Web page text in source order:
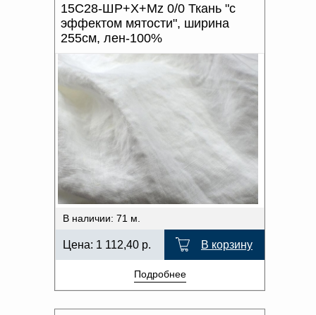
15С28-ШР+Х+Мz 0/0 Ткань "с
эффектом мятости", ширина
255см, лен-100%
В наличии: 71 м.
Цена: 1 112,40 р. В корзину
Подробнее